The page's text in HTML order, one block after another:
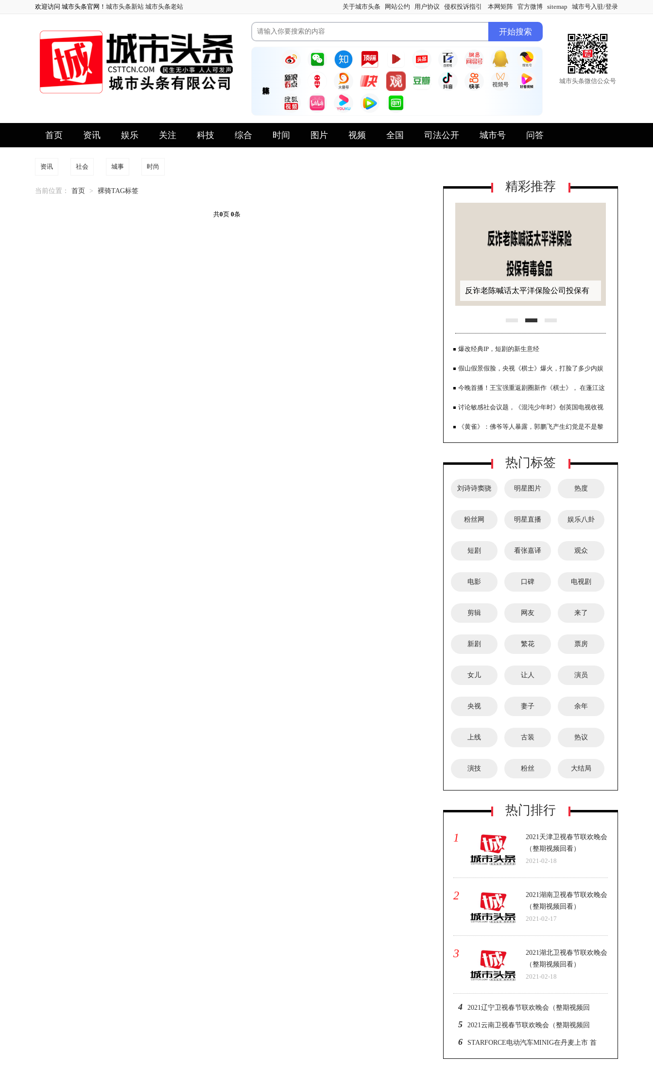
欢迎访问 城市头条官网！ 城市头条新站 城市头条老站 关于城市头条 网站公约 用户协议 侵权投诉指引 本网矩阵 官方微博 sitemap 城市号入驻/登录
城市头条微信公众号
首页 资讯 娱乐 关注 科技 综合 时间 图片 视频 全国 司法公开 城市号 问答
资讯 社会 城事 时尚
当前位置： 首页 > 裸骑TAG标签
共0页 0条
精彩推荐
反诈老陈喊话太平洋保险公司投保有
有毒产品被禁言
TVB视后林夏薇友情出演《大生意
爆改经典IP，短剧的新生意经
假山假景假脸，央视《棋士》爆火，打脸了多少内娱
流水线年代剧
今晚首播！王宝强重返剧圈新作《棋士》， 在蓬江这
些地方取景
讨论敏感社会议题，《混沌少年时》创英国电视收视
率历史
《黄雀》：佛爷等人暴露，郭鹏飞产生幻觉是不是黎
小莲动的手脚？
热门标签
刘诗诗窦骁 明星图片 热度
粉丝网 明星直播 娱乐八卦
短剧 看张嘉译 观众
电影 口碑 电视剧
剪辑 网友 来了
新剧 繁花 票房
女儿 让人 演员
央视 妻子 余年
上线 古装 热议
演技 粉丝 大结局
热门排行
1
2021天津卫视春节联欢晚会
（整期视频回看）
2021-02-18
2
2021湖南卫视春节联欢晚会
（整期视频回看）
2021-02-17
3
2021湖北卫视春节联欢晚会
（整期视频回看）
2021-02-18
4 2021辽宁卫视春节联欢晚会（整期视频回
看）
5 2021云南卫视春节联欢晚会（整期视频回
看）
6 STARFORCE电动汽车MINIG在丹麦上市 首
创量产200台